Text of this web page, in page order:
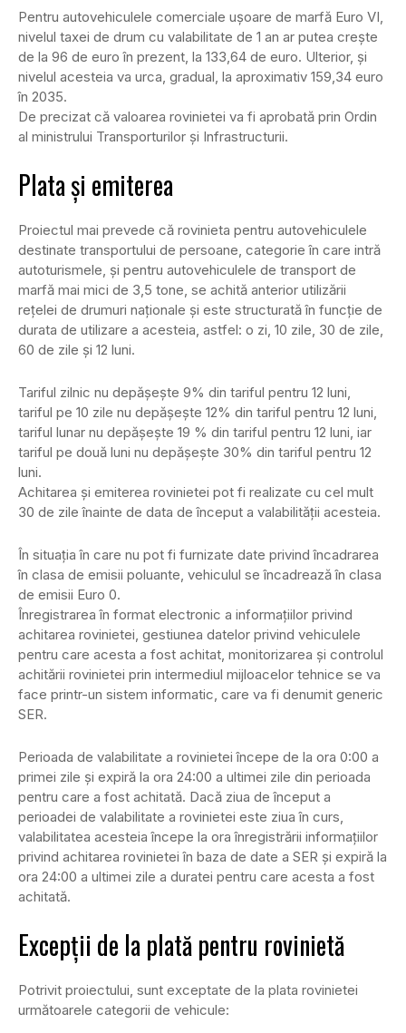
Pentru autovehiculele comerciale ușoare de marfă Euro VI,
nivelul taxei de drum cu valabilitate de 1 an ar putea crește
de la 96 de euro în prezent, la 133,64 de euro. Ulterior, și
nivelul acesteia va urca, gradual, la aproximativ 159,34 euro
în 2035.
De precizat că valoarea rovinietei va fi aprobată prin Ordin
al ministrului Transporturilor și Infrastructurii.
Plata și emiterea
Proiectul mai prevede că rovinieta pentru autovehiculele
destinate transportului de persoane, categorie în care intră
autoturismele, și pentru autovehiculele de transport de
marfă mai mici de 3,5 tone, se achită anterior utilizării
reţelei de drumuri naţionale și este structurată în funcţie de
durata de utilizare a acesteia, astfel: o zi, 10 zile, 30 de zile,
60 de zile și 12 luni.
Tariful zilnic nu depășește 9% din tariful pentru 12 luni,
tariful pe 10 zile nu depășește 12% din tariful pentru 12 luni,
tariful lunar nu depășește 19 % din tariful pentru 12 luni, iar
tariful pe două luni nu depășește 30% din tariful pentru 12
luni.
Achitarea și emiterea rovinietei pot fi realizate cu cel mult
30 de zile înainte de data de început a valabilității acesteia.
În situația în care nu pot fi furnizate date privind încadrarea
în clasa de emisii poluante, vehiculul se încadrează în clasa
de emisii Euro 0.
Înregistrarea în format electronic a informaţiilor privind
achitarea rovinietei, gestiunea datelor privind vehiculele
pentru care acesta a fost achitat, monitorizarea şi controlul
achitării rovinietei prin intermediul mijloacelor tehnice se va
face printr-un sistem informatic, care va fi denumit generic
SER.
Perioada de valabilitate a rovinietei începe de la ora 0:00 a
primei zile şi expiră la ora 24:00 a ultimei zile din perioada
pentru care a fost achitată. Dacă ziua de început a
perioadei de valabilitate a rovinietei este ziua în curs,
valabilitatea acesteia începe la ora înregistrării informaţiilor
privind achitarea rovinietei în baza de date a SER şi expiră la
ora 24:00 a ultimei zile a duratei pentru care acesta a fost
achitată.
Excepții de la plată pentru rovinietă
Potrivit proiectului, sunt exceptate de la plata rovinietei
următoarele categorii de vehicule: